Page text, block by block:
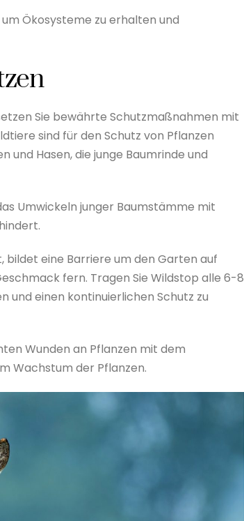
Ökosysteme zu erhalten und
Sie bewährte Schutzmaßnahmen mit
sind für den Schutz von Pflanzen
und Hasen, die junge Baumrinde und
Umwickeln junger Baumstämme mit
eine Barriere um den Garten auf
fern. Tragen Sie Wildstop alle 6-8
und einen kontinuierlichen Schutz zu
Wunden an Pflanzen mit dem
Wachstum der Pflanzen.